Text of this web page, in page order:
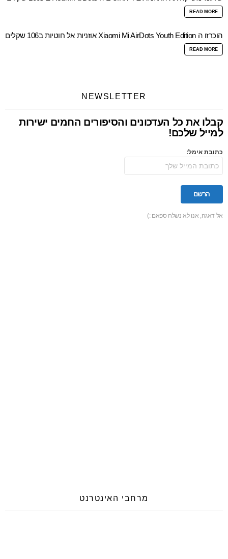
READ MORE
הוכרזו ה Xiaomi Mi AirDots Youth Edition אוזניות אל חוטיות ב106 שקלים
READ MORE
NEWSLETTER
קבלו את כל העדכונים והסיפורים החמים ישירות
למייל שלכם!
כתובת אימל:
אל דאגה, אנו לא נשלח ספאם :)
מרחבי האינטרנט